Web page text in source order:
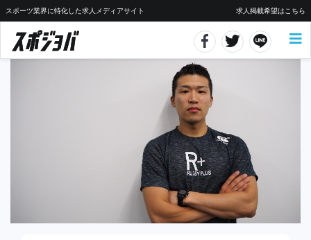
スポーツ業界に特化した求人メディアサイト 求人掲載希望はこちら